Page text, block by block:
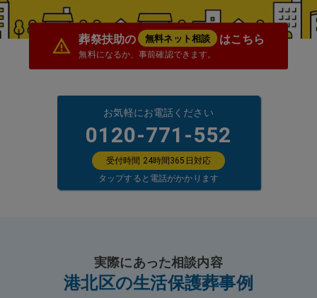
葬祭扶助の 無料ネット相談 はこちら
無料になるか、事前確認できます。
お気軽にお電話ください
0120-771-552
受付時間 24時間365日対応
タップすると電話がかかります
実際にあった相談内容
港北区の生活保護葬事例